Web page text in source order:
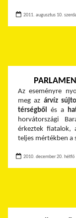
2011. augusztus 10.
Az eseményre
meg az árvíz
térségből és a
horvátországi
érkeztek fiatalok,
teljes mértékben a
2010. december 20. hétfő